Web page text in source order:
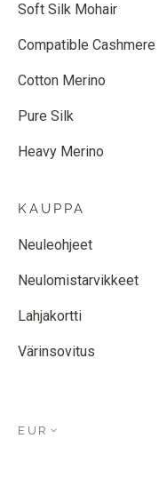
Soft Silk Mohair
Compatible Cashmere
Cotton Merino
Pure Silk
Heavy Merino
KAUPPA
Neuleohjeet
Neulomistarvikkeet
Lahjakortti
Värinsovitus
EUR